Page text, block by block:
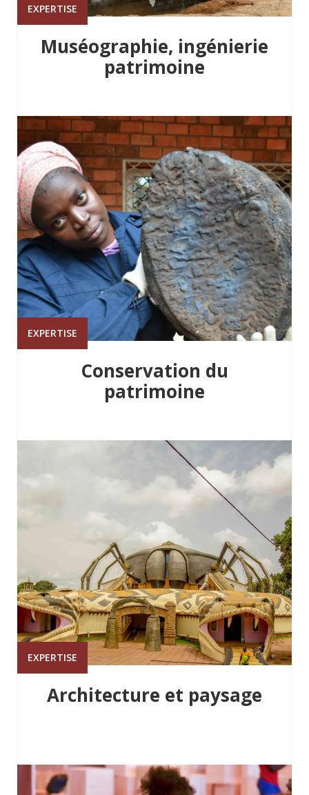
EXPERTISE
Muséographie, ingénierie
patrimoine
EXPERTISE
Conservation du
patrimoine
EXPERTISE
Architecture et paysage